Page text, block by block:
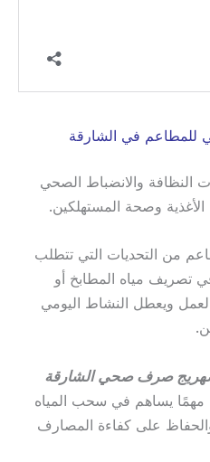
في الشارقة
النظافة والانضباط الصحي
الأغذية وصحة المستهلكين.
من التحديات التي تتطلب
تصريف مياه المطابخ أو
ويعطل النشاط اليومي
صرف صحي الشارقة
مهمًا يساهم في سحب المياه
على كفاءة المصارف